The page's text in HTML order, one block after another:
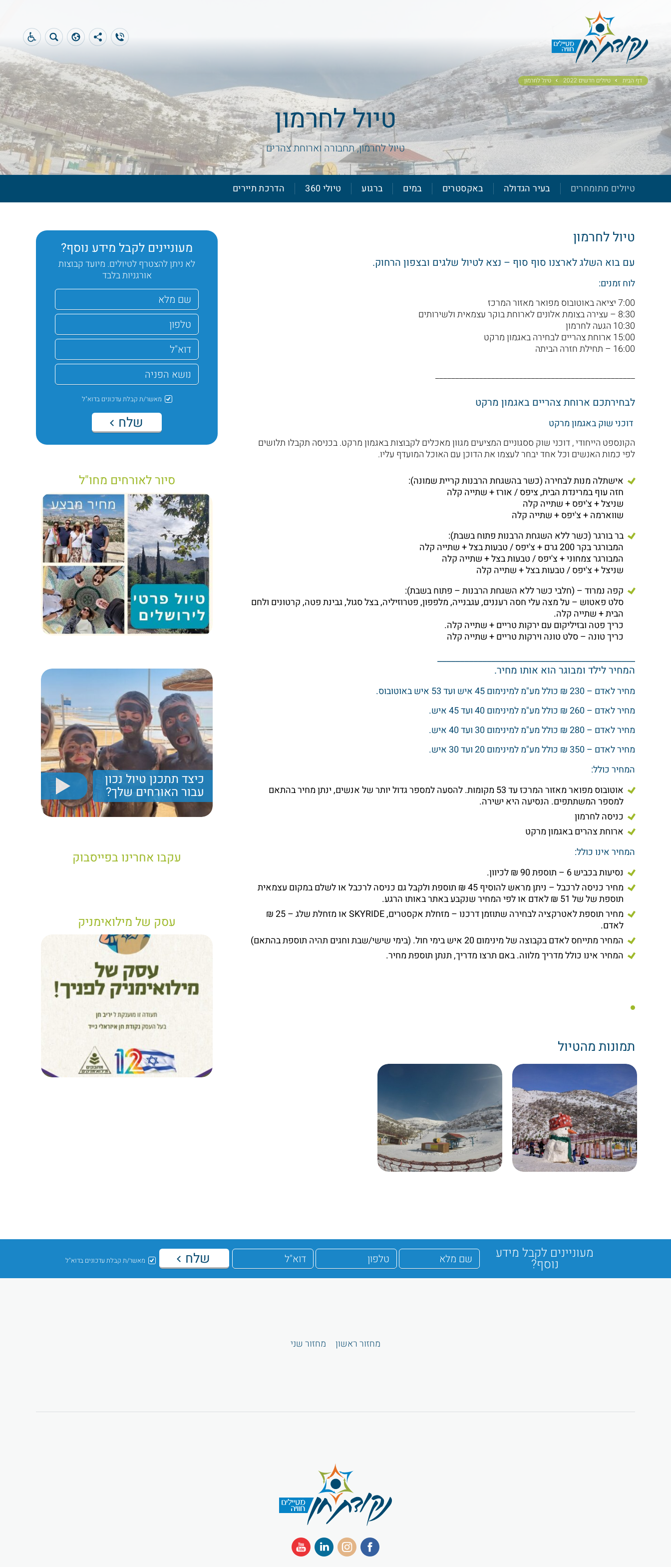
דף הבית טיולים חדשים 2022 טיול לחרמון
טיול לחרמון
טיול לחרמון, תחבורה וארוחת צהרים
טיולים מתומחרים בעיר הגדולה באקסטרים במים ברגוע טיולי 360 הדרכת תיירים
טיול לחרמון
עם בוא השלג לארצנו סוף סוף – נצא לטיול שלגים ובצפון הרחוק.
לוח זמנים:
7:00 יציאה באוטובוס מפואר מאזור המרכז
8:30 – עצירה בצומת אלונים לארוחת בוקר עצמאית ולשירותים
10:30 הגעה לחרמון
15:00 ארוחת צהריים לבחירה באגמון מרקט
16:00 – תחילת חזרה הביתה
__________________________________________________
לבחירתכם ארוחת צהריים באגמון מרקט
דוכני שוק באגמון מרקט
הקונספט הייחודי , דוכני שוק ססגוניים המציעים מגוון מאכלים לקבוצות באגמון מרקט. בכניסה תקבלו תלושים
לפי כמות האנשים וכל אחד יבחר לעצמו את הדוכן עם האוכל המועדף עליו.
אישתלה מנות לבחירה (כשר בהשגחת הרבנות קריית שמונה):
חזה עוף במרינדת הבית, ציפס / אורז + שתייה קלה
שניצל + צ'יפס + שתייה קלה
שווארמה + צ'יפס + שתייה קלה
בר בורגר (כשר ללא השגחת הרבנות פתוח בשבת):
המבורגר בקר 200 גרם + צ'יפס / טבעות בצל + שתייה קלה
המבורגר צמחוני + צ'יפס / טבעות בצל + שתייה קלה
שניצל + צ'יפס / טבעות בצל + שתייה קלה
קפה נמרוד – (חלבי כשר ללא השגחת הרבנות – פתוח בשבת):
סלט פאטוש – על מצה עלי חסה רעננים, עגבנייה, מלפפון, פטרוזיליה, בצל סגול, גבינת פטה, קרטונים ולחם
הבית + שתייה קלה.
כריך פטה ובזיליקום עם ירקות טריים + שתייה קלה.
כריך טונה – סלט טונה וירקות טריים + שתייה קלה
____________________________________________
המחיר לילד ומבוגר הוא אותו מחיר.
מחיר לאדם – 230 ₪ כולל מע"מ למינימום 45 איש ועד 53 איש באוטובוס.
מחיר לאדם – 260 ₪ כולל מע"מ למינימום 40 ועד 45 איש.
מחיר לאדם – 280 ₪ כולל מע"מ למינימום 30 ועד 40 איש.
מחיר לאדם – 350 ₪ כולל מע"מ למינימום 20 ועד 30 איש.
המחיר כולל:
אוטובוס מפואר מאזור המרכז עד 53 מקומות. להסעה למספר גדול יותר של אנשים, ינתן מחיר בהתאם
למספר המשתתפים. הנסיעה היא ישירה.
כניסה לחרמון
ארוחת צהרים באגמון מרקט
המחיר אינו כולל:
נסיעות בכביש 6 – תוספת 90 ₪ לכיוון.
מחיר כניסה לרכבל – ניתן מראש להוסיף 45 ₪ תוספת ולקבל גם כניסה לרכבל או לשלם במקום עצמאית
תוספת של של 51 ₪ לאדם או לפי המחיר שנקבע באתר באותו הרגע.
מחיר תוספת לאטרקציה לבחירה שתוזמן דרכנו – מזחלת אקסטרים, SKYRIDE או מזחלת שלג – 25 ₪
לאדם.
המחיר מתייחס לאדם בקבוצה של מינימום 20 איש בימי חול. (בימי שישי/שבת וחגים תהיה תוספת בהתאם)
המחיר אינו כולל מדריך מלווה. באם תרצו מדריך, תנתן תוספת מחיר.
תמונות מהטיול
מעוניינים לקבל מידע נוסף?
לא ניתן להצטרף לטיולים. מיועד קבוצות
אורגניות בלבד
מאשר/ת קבלת עדכונים בדוא"ל
שלח
סיור לאורחים מחו"ל
כיצד תתכנן טיול נכון
עבור האורחים שלך?
יריב חן, מציג את הקווים המנחים לבניית טיול נכון עבור
תיירים בישראל
עקבו אחרינו בפייסבוק
עסק של מילואימניק
מעוניינים לקבל מידע
נוסף? מאשר/ת קבלת עדכונים בדוא"ל שלח
מחזור ראשון מחזור שני